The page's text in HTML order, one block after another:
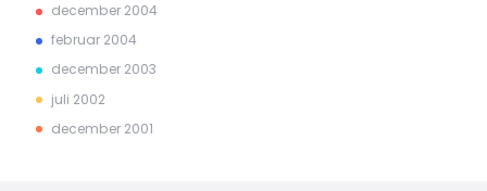
december 2004
februar 2004
december 2003
juli 2002
december 2001